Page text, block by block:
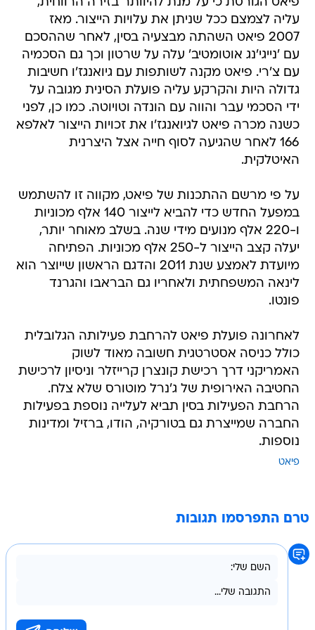
פיאט הגורסת כי על מנת להיוותר בזירה הרווחית,
עליה לצמצם ככל שניתן את עלויות הייצור. מאז
2007 פיאט השהתה מבצעיה בסין, לאחר שההסכם
עם 'נייגי'נג אוטומטיב' עלה על שרטון וכך גם הסכמיה
עם צ'רי. פיאט מקנה לשותפות עם גיואנגז'ו חשיבות
גדולה היות והקרקע עליה פועלת הסינית מגובה על
ידי הסכמי עבר והווה עם הונדה וטויוטה. כמו כן, לפני
כשנה מכרה פיאט לגיואנגז'ו את זכויות הייצור לאלפא
166 לאחר שהגיעה לסוף חייה אצל היצרנית
האיטלקית.
על פי מרשם ההתכנות של פיאט, מקווה זו להשתמש
במפעל החדש כדי להביא לייצור 140 אלף מכוניות
ו-220 אלף מנועים מידי שנה. בשלב מאוחר יותר,
יעלה קצב הייצור ל-250 אלף מכוניות. הפתיחה
מיועדת לאמצע שנת 2011 והדגם הראשון שייוצר הוא
לינאה המשפחתית ולאחריו גם הבראבו והגרנד
פונטו.
לאחרונה פועלת פיאט להרחבת פעילותה הגלובלית
כולל כניסה אסטרטגית חשובה מאוד לשוק
האמריקני דרך רכישת קונצרן קרייזלר וניסיון לרכישת
החטיבה האירופית של ג'נרל מוטורס שלא צלח.
הרחבת הפעילות בסין תביא לעלייה נוספת בפעילות
החברה שמייצרת גם בטורקיה, הודו, ברזיל ומדינות
נוספות.
פיאט
טרם התפרסמו תגובות